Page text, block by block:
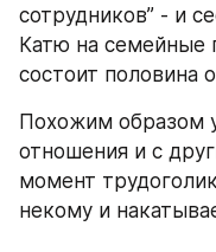
сотрудников” - и
Катю на семейные
состоит половина
Похожим образом
отношения и с
момент
некому и